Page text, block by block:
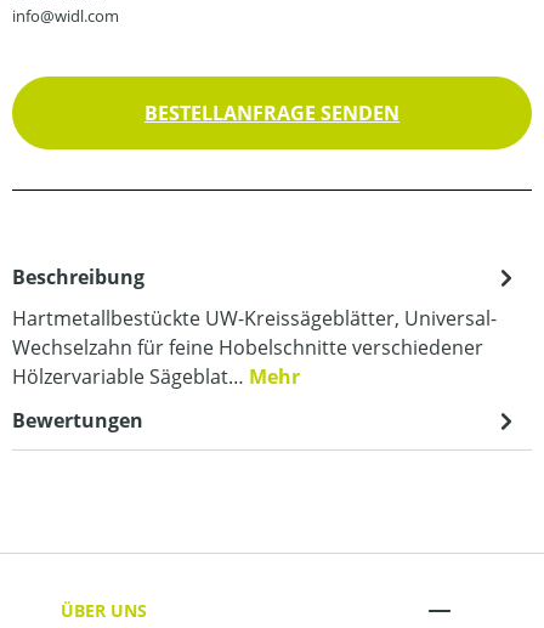
info@widl.com
BESTELLANFRAGE SENDEN
Beschreibung
Hartmetallbestückte UW-Kreissägeblätter, Universal-
Wechselzahn für feine Hobelschnitte verschiedener
Hölzervariable Sägeblat… Mehr
Bewertungen
ÜBER UNS